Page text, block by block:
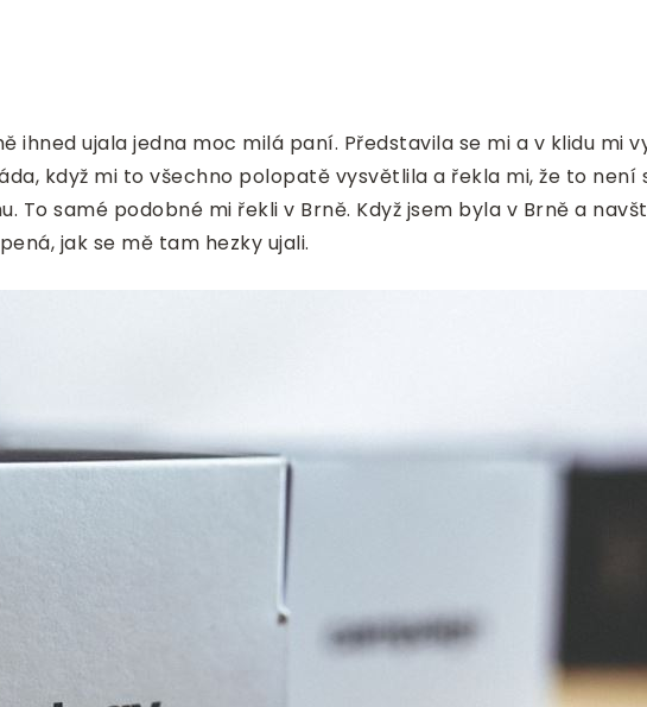
ihned ujala jedna moc milá paní. Představila se mi a v klidu mi
když mi to všechno polopatě vysvětlila a řekla mi, že to není
samé podobné mi řekli v Brně. Když jsem byla v Brně a
jak se mě tam hezky ujali.